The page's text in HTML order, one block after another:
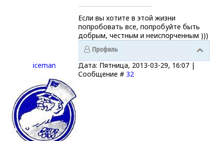
Если вы хотите в этой жизни
попробовать все, попробуйте быть
добрым, честным и неиспорченным )))
iceman
Дата: Пятница, 2013-03-29, 16:07 |
Сообщение # 32